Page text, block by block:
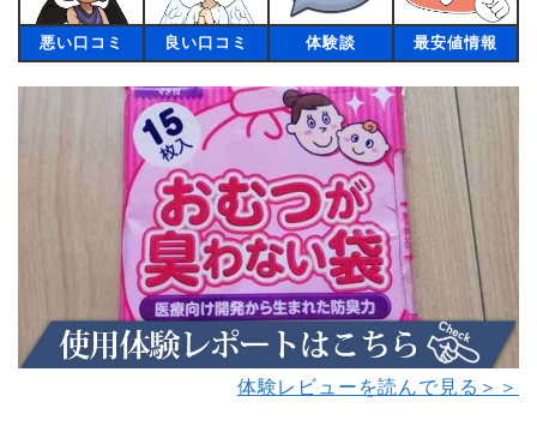
悪い口コミ 良い口コミ 体験談 最安値情報
体験レビューを読んで見る＞＞